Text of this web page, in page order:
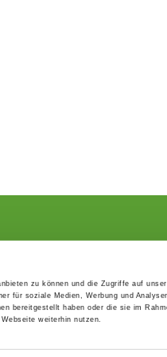
zu können und die Zugriffe auf
für soziale Medien, Werbung und
bereitgestellt haben oder die sie im
weiterhin nutzen.
Paymentsystem
Forms, information brochures,
directories